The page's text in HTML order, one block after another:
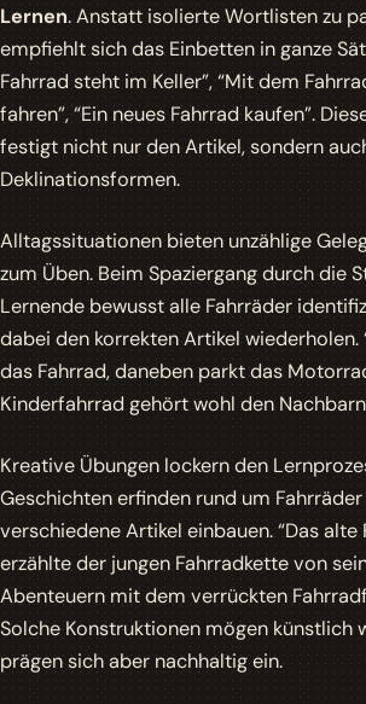
Lernen. Anstatt isolierte Wortlisten zu
empfiehlt sich das Einbetten in ganze
Fahrrad steht im Keller”, “Mit dem
fahren”, “Ein neues Fahrrad kaufen”.
festigt nicht nur den Artikel, sondern
Deklinationsformen.
Alltagssituationen bieten unzählige
zum Üben. Beim Spaziergang durch die
Lernende bewusst alle Fahrräder
dabei den korrekten Artikel wiederholen.
das Fahrrad, daneben parkt das
Kinderfahrrad gehört wohl den
Kreative Übungen lockern den
Geschichten erfinden rund um
verschiedene Artikel einbauen. “Das alte
erzählte der jungen Fahrradkette von
Abenteuern mit dem verrückten
Solche Konstruktionen mögen künstlich
prägen sich aber nachhaltig ein.